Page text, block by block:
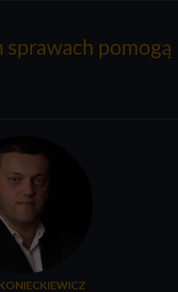
pomogą